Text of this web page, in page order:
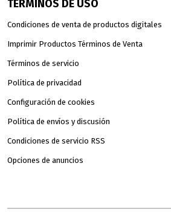
TÉRMINOS DE USO
Condiciones de venta de productos digitales
Imprimir Productos Términos de Venta
Términos de servicio
Política de privacidad
Configuración de cookies
Política de envíos y discusión
Condiciones de servicio RSS
Opciones de anuncios